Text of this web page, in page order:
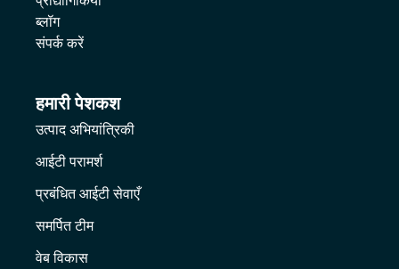
ब्लॉग
संपर्क करें
हमारी पेशकश
उत्पाद अभियांत्रिकी
आईटी परामर्श
प्रबंधित आईटी सेवाएँ
समर्पित टीम
वेब विकास